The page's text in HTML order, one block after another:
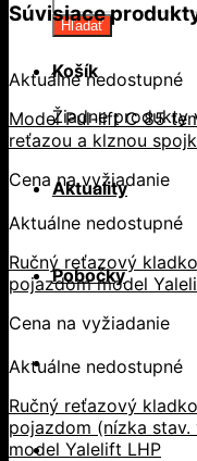
Hľadať
Košík
Žiadne produkty
Aktuality
Pobočky
Súvisiace
Aktuálne nedostupné
Model Pul-lift C 85
reťazou a klznou
Cena na vyžiadanie
Aktuálne nedostupné
Ručný reťazový
pojazdom model
Cena na vyžiadanie
Aktuálne nedostupné
Ručný reťazový
pojazdom (nízka stav.
model Yalelift LHP